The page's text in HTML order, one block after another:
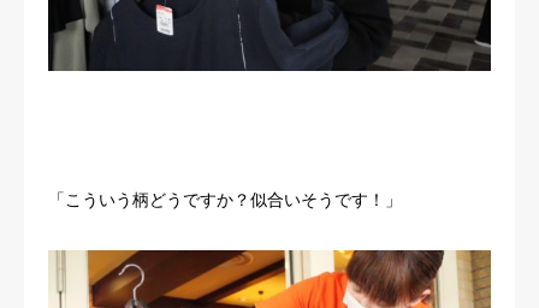
「こういう柄どうですか？似合いそうです！」